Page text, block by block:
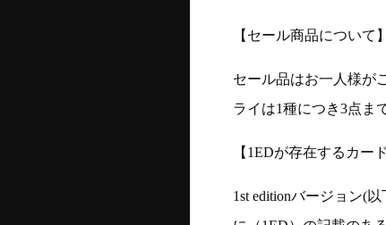
【セール商品について】
セール品はお一人様が
ライは1種につき3点ま
【1EDが存在するカー
1st editionバージョン(